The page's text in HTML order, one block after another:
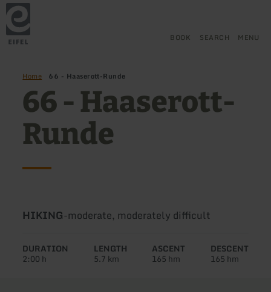
Back
to
home
page
BOOK SEARCH MENU
Home 66 - Haaserott-Runde
66 - Haaserott-
Runde
Type
tour:
HIKING-Difficulty:
moderate, moderately difficult
DURATION
2:00 h
LENGTH
5.7 km
ASCENT
165 hm
DESCENT
165 hm